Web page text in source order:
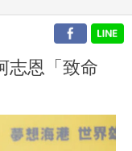
志恩「致命